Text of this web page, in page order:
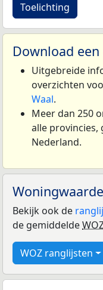
Toelichting
Download
Uitgebreide
overzichten
Waal.
Meer dan 250
alle provincies,
Nederland.
Bekijk ook de
de gemiddelde
WOZ ranglijsten